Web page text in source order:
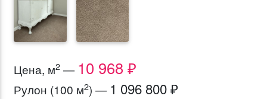
Цена, м2 — 10 968 ₽
Рулон (100 м2) — 1 096 800 ₽